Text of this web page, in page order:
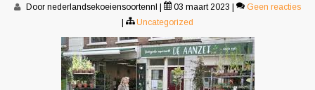
Door nederlandsekoeiensoortennl 03 maart 2023
Geen reacties
Uncategorized